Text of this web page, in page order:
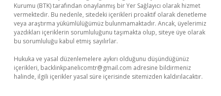
Kurumu (BTK) tarafından onaylanmış bir Yer Sağlayıcı olarak hizmet
vermektedir. Bu nedenle, sitedeki içerikleri proaktif olarak denetleme
veya araştırma yükümlülüğümüz bulunmamaktadır. Ancak, üyelerimiz
yazdıkları içeriklerin sorumluluğunu taşımakta olup, siteye üye olarak
bu sorumluluğu kabul etmiş sayılırlar.
Hukuka ve yasal düzenlemelere aykırı olduğunu düşündüğünüz
içerikleri, backlinkpanelicomtr@gmail.com adresine bildirmeniz
halinde, ilgili içerikler yasal süre içerisinde sitemizden kaldırılacaktır.